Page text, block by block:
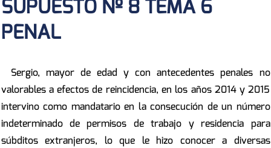
SUPUESTO Nº 8 TEMA 6
PENAL
Sergio, mayor de edad y con antecedentes penales no
valorables a efectos de reincidencia, en los años 2014 y 2015
intervino como mandatario en la consecución de un número
indeterminado de permisos de trabajo y residencia para
súbditos extranjeros, lo que le hizo conocer a diversas